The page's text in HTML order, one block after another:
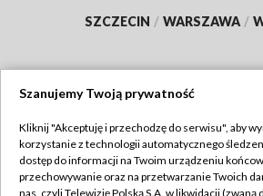
SZCZECIN / WARSZAWA /
TVP
Abonament TVP
Regulamin TVP
Szanujemy Twoją prywatność
Kliknij "Akceptuję i przechodzę do serwisu", aby
korzystanie z technologii automatycznego
dostęp do informacji na Twoim urządzeniu
przechowywanie oraz na przetwarzanie Twoich
nas, czyli Telewizję Polską S.A. w likwidacji (zwaną